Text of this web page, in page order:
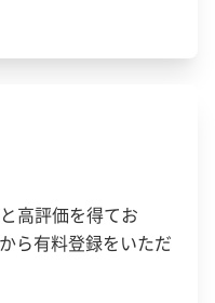
高評価を得てお
ら有料登録をいただ